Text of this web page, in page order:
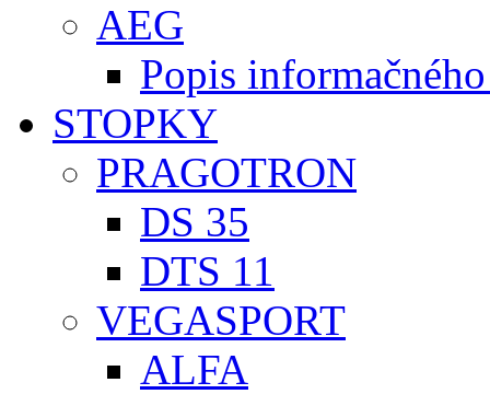
AEG
Popis
STOPKY
PRAGOTRON
DS 35
DTS 11
VEGASPORT
ALFA